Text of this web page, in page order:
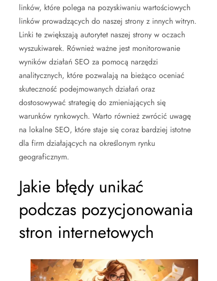
linków, które polega na pozyskiwaniu wartościowych
linków prowadzących do naszej strony z innych witryn.
Linki te zwiększają autorytet naszej strony w oczach
wyszukiwarek. Również ważne jest monitorowanie
wyników działań SEO za pomocą narzędzi
analitycznych, które pozwalają na bieżąco oceniać
skuteczność podejmowanych działań oraz
dostosowywać strategię do zmieniających się
warunków rynkowych. Warto również zwrócić uwagę
na lokalne SEO, które staje się coraz bardziej istotne
dla firm działających na określonym rynku
geograficznym.
Jakie błędy unikać
podczas pozycjonowania
stron internetowych